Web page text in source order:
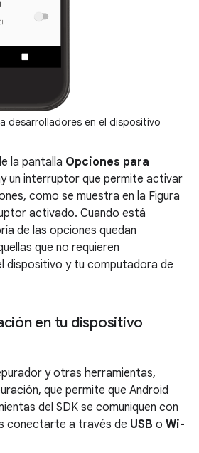
desarrolladores en el dispositivo
la pantalla Opciones para
un interruptor que permite activar
como se muestra en la Figura
activado. Cuando está
de las opciones quedan
que no requieren
dispositivo y tu computadora de
en tu dispositivo
y otras herramientas,
que permite que Android
del SDK se comuniquen con
conectarte a través de USB o Wi-